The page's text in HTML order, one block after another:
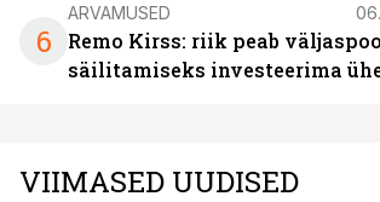
6
ARVAMUSED
Remo Kirss: riik peab
säilitamiseks investeerima
VIIMASED UUDISED